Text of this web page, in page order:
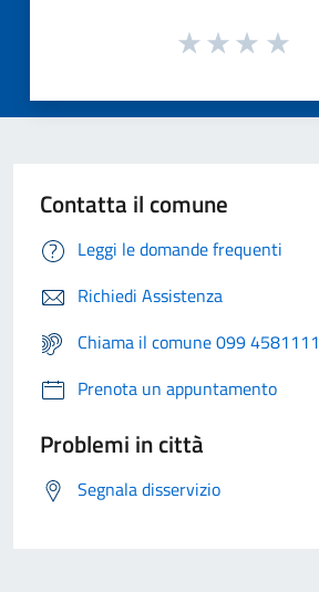
Contatta il comune
Leggi le domande frequenti
Richiedi Assistenza
Chiama il comune 099 4581111
Prenota un appuntamento
Problemi in città
Segnala disservizio